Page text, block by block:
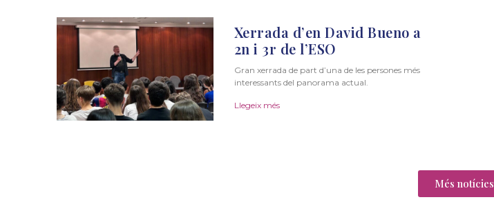
Xerrada d’en David Bueno a
2n i 3r de l’ESO
Gran xerrada de part d’una de les persones més
interessants del panorama actual.
Llegeix més
Més notícies